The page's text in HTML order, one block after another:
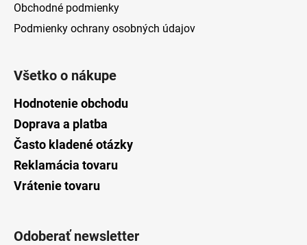
Obchodné podmienky
Podmienky ochrany osobných údajov
Všetko o nákupe
Hodnotenie obchodu
Doprava a platba
Často kladené otázky
Reklamácia tovaru
Vrátenie tovaru
Odoberať newsletter